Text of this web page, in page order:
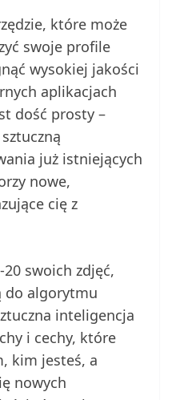
które może
swoje profile
wysokiej jakości
aplikacjach
dość prosty –
już istniejących
nowe,
cię z
20 swoich zdjęć,
do algorytmu
inteligencja
i cechy, które
kim jesteś, a
nowych